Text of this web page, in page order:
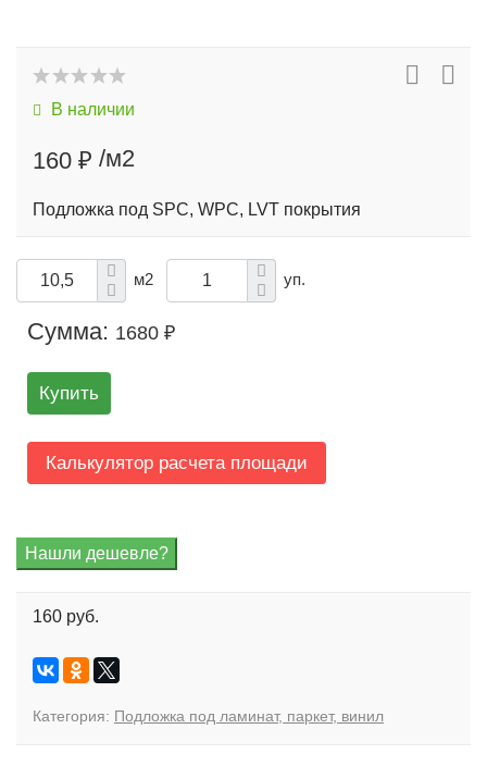
В наличии
160 ₽ /м2
Подложка под SPC, WPC, LVT покрытия
м2 уп.
Сумма: 1680 ₽
Купить
Калькулятор расчета площади
160 руб.
Категория: Подложка под ламинат, паркет, винил